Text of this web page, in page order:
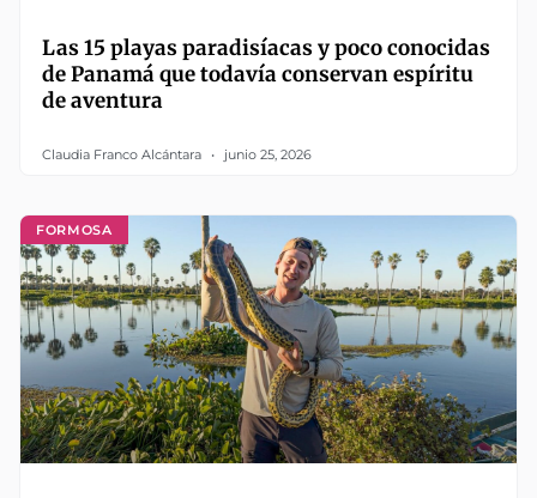
Las 15 playas paradisíacas y poco conocidas
de Panamá que todavía conservan espíritu
de aventura
Claudia Franco Alcántara junio 25, 2026
FORMOSA